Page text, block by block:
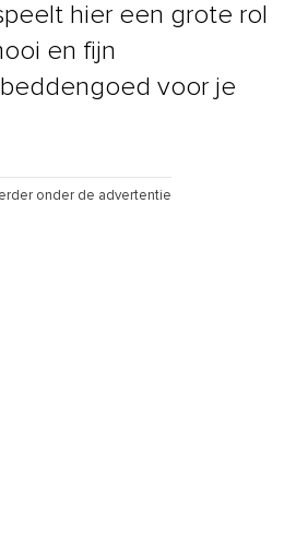
hier een grote rol
en fijn
voor je
onder de advertentie